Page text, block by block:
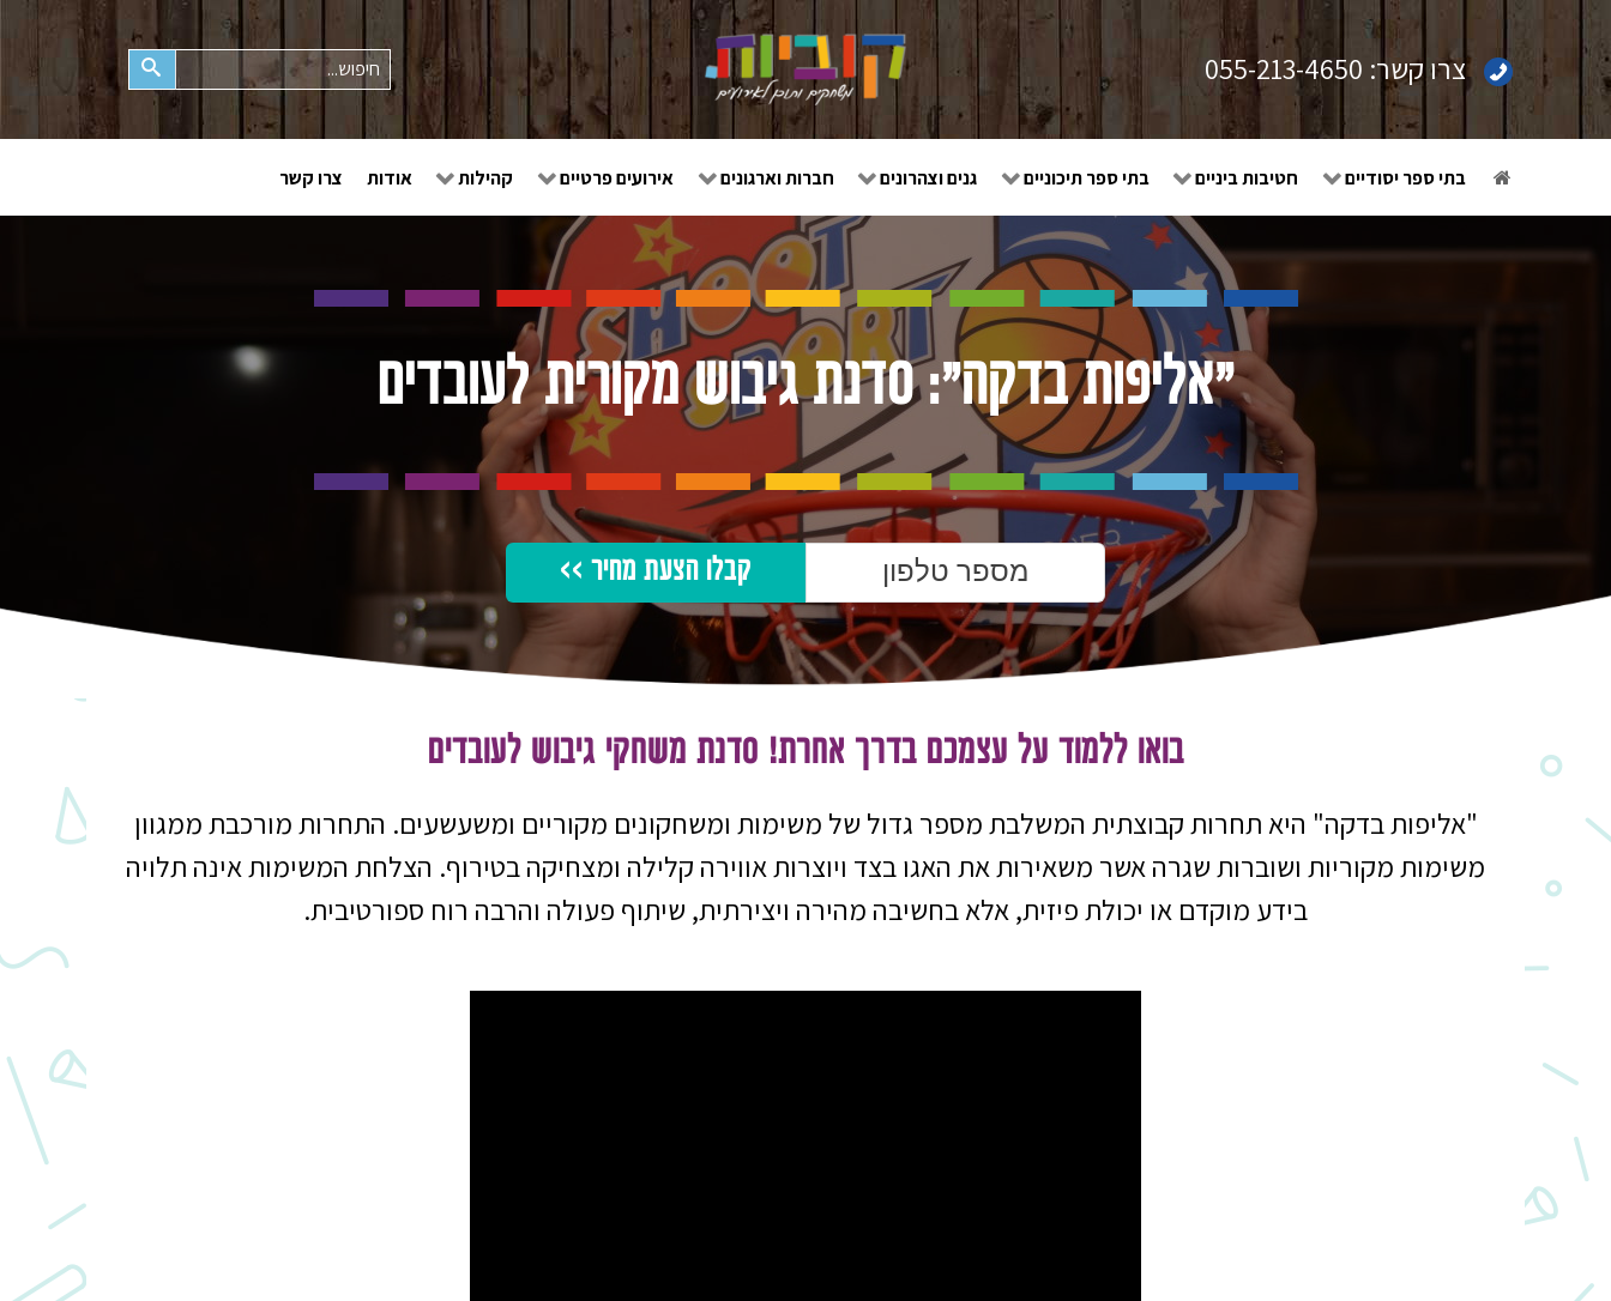
צרו קשר: 055-213-4650 חיפוש
בתי ספר יסודיים חטיבות ביניים בתי ספר תיכוניים גנים וצהרונים חברות וארגונים אירועים פרטיים קהילות אודות צרו קשר
"אליפות בדקה": סדנת גיבוש מקורית לעובדים
קבלו הצעת מחיר >>
בואו ללמוד על עצמכם בדרך אחרת! סדנת משחקי גיבוש לעובדים
"אליפות בדקה" היא תחרות קבוצתית המשלבת מספר גדול של משימות ומשחקונים מקוריים ומשעשעים. התחרות מורכבת ממגוון
משימות מקוריות ושוברות שגרה אשר משאירות את האגו בצד ויוצרות אווירה קלילה ומצחיקה בטירוף. הצלחת המשימות אינה תלויה
בידע מוקדם או יכולת פיזית, אלא בחשיבה מהירה ויצירתית, שיתוף פעולה והרבה רוח ספורטיבית.